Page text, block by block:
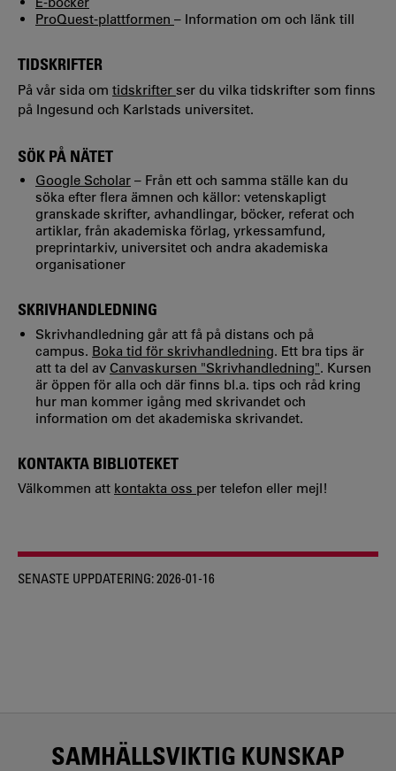
ProQuest-plattformen – Information om och länk till
TIDSKRIFTER
På vår sida om tidskrifter ser du vilka tidskrifter som finns
på Ingesund och Karlstads universitet.
SÖK PÅ NÄTET
Google Scholar – Från ett och samma ställe kan du
söka efter flera ämnen och källor: vetenskapligt
granskade skrifter, avhandlingar, böcker, referat och
artiklar, från akademiska förlag, yrkessamfund,
preprintarkiv, universitet och andra akademiska
organisationer
SKRIVHANDLEDNING
Skrivhandledning går att få på distans och på
campus. Boka tid för skrivhandledning. Ett bra tips är
att ta del av Canvaskursen "Skrivhandledning". Kursen
är öppen för alla och där finns bl.a. tips och råd kring
hur man kommer igång med skrivandet och
information om det akademiska skrivandet.
KONTAKTA BIBLIOTEKET
Välkommen att kontakta oss per telefon eller mejl!
SENASTE UPPDATERING:2026-01-16
SAMHÄLLSVIKTIG KUNSKAP